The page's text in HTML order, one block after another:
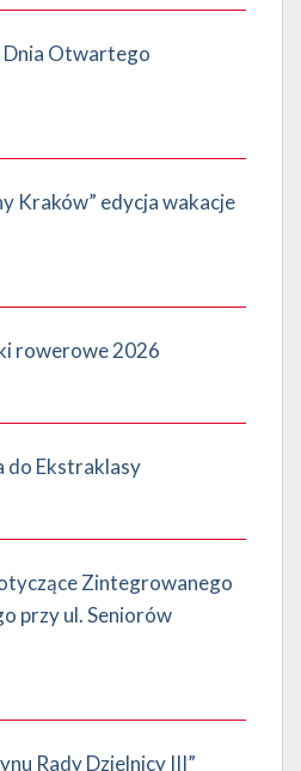
Dnia Otwartego
Kraków” edycja wakacje
rowerowe 2026
do Ekstraklasy
Zintegrowanego
przy ul. Seniorów
Rady Dzielnicy III”